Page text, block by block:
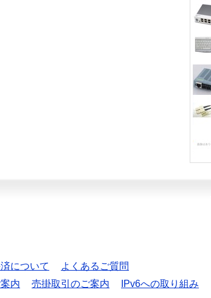
について
よくあるご質問
内 売掛取引のご案内
IPv6への取り組み